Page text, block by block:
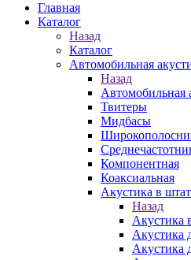
Главная
Каталог
Назад
Каталог
Автомобильная
Назад
Автомобильная
Твитеры
Мидбасы
Компонентная
Коаксиальная
Акустика в
Назад
Акустика
Акустика
Акустика